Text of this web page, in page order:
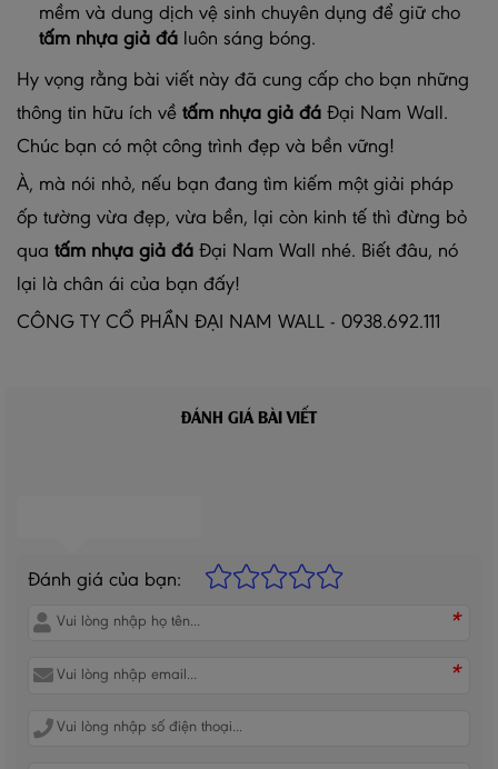
mềm và dung dịch vệ sinh chuyên dụng để giữ cho
tấm nhựa giả đá luôn sáng bóng.
Hy vọng rằng bài viết này đã cung cấp cho bạn những
thông tin hữu ích về tấm nhựa giả đá Đại Nam Wall.
Chúc bạn có một công trình đẹp và bền vững!
À, mà nói nhỏ, nếu bạn đang tìm kiếm một giải pháp
ốp tường vừa đẹp, vừa bền, lại còn kinh tế thì đừng bỏ
qua tấm nhựa giả đá Đại Nam Wall nhé. Biết đâu, nó
lại là chân ái của bạn đấy!
CÔNG TY CỔ PHẦN ĐẠI NAM WALL - 0938.692.111
ĐÁNH GIÁ BÀI VIẾT
Đánh giá của bạn:
*
*